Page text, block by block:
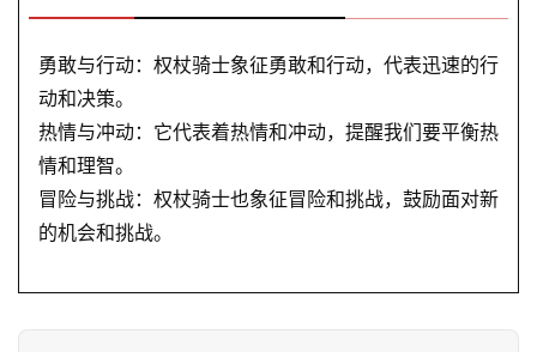
勇敢与行动：权杖骑士象征勇敢和行动，代表迅速的行
动和决策。
热情与冲动：它代表着热情和冲动，提醒我们要平衡热
情和理智。
冒险与挑战：权杖骑士也象征冒险和挑战，鼓励面对新
的机会和挑战。